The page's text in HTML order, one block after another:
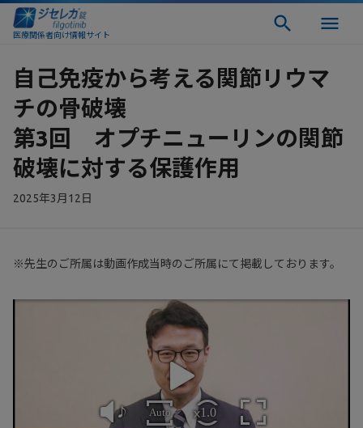
医療関係者向け情報サイト
自己免疫から考える関節リウマ
チの骨破壊
第3回 オプチニューリンの関節
破壊に対する保護作用
2025年3月12日
※先生のご所属は動画作成当時のご所属にて掲載しております。